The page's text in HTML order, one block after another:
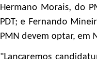
Hermano Morais, do
PDT; e Fernando
PMN devem optar, em